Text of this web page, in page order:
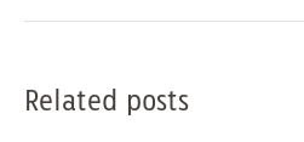
Related posts